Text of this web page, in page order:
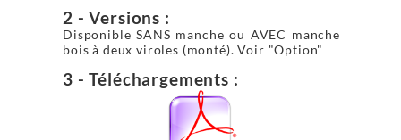
2 - Versions :
Disponible SANS manche ou AVEC manche
bois à deux viroles (monté). Voir "Option"
3 - Téléchargements :